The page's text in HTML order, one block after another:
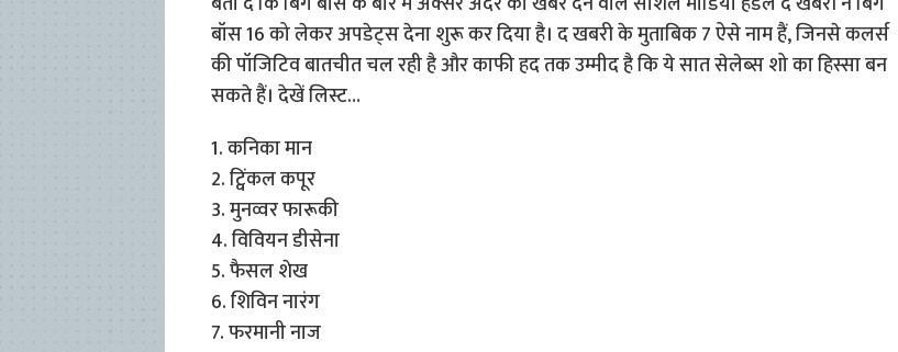
बॉस 16 को लेकर अपडेट्स देना शुरू कर दिया है। द खबरी के मुताबिक 7 ऐसे नाम हैं, जिनसे कलर्स
की पॉजिटिव बातचीत चल रही है और काफी हद तक उम्मीद है कि ये सात सेलेब्स शो का हिस्सा बन
सकते हैं। देखें लिस्ट…
1. कनिका मान
2. ट्विंकल कपूर
3. मुनव्वर फारूकी
4. विवियन डीसेना
5. फैसल शेख
6. शिविन नारंग
7. फरमानी नाज